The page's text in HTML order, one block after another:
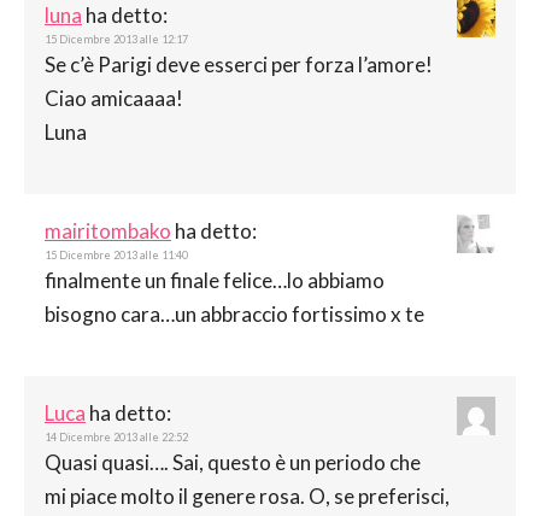
luna ha detto:
15 Dicembre 2013 alle 12:17
Se c’è Parigi deve esserci per forza l’amore!
Ciao amicaaaa!
Luna
mairitombako ha detto:
15 Dicembre 2013 alle 11:40
finalmente un finale felice…lo abbiamo
bisogno cara…un abbraccio fortissimo x te
Luca ha detto:
14 Dicembre 2013 alle 22:52
Quasi quasi…. Sai, questo è un periodo che
mi piace molto il genere rosa. O, se preferisci,